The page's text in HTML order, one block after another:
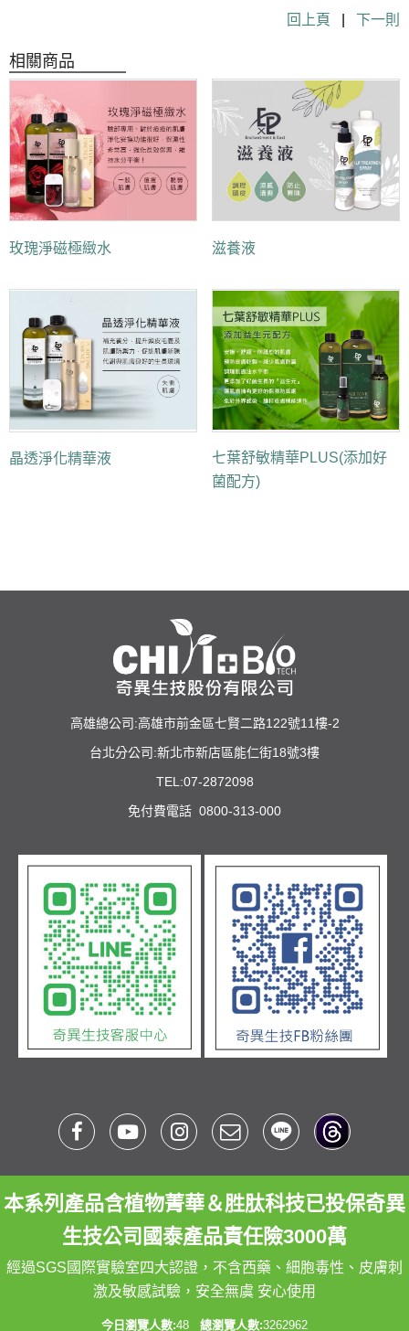
回上頁 下一則
相關商品
玫瑰淨磁極緻水 滋養液
晶透淨化精華液
七葉舒敏精華PLUS(添加好
菌配方)
高雄總公司:高雄市前金區七賢二路122號11樓-2
台北分公司:新北市新店區能仁街18號3樓
TEL:07-2872098
免付費電話 0800-313-000
本系列產品含植物菁華＆胜肽科技已投保奇異
生技公司國泰產品責任險3000萬
經過SGS國際實驗室四大認證，不含西藥、細胞毒性、皮膚刺
激及敏感試驗，安全無虞 安心使用
今日瀏覽人數:48 總瀏覽人數:3262962